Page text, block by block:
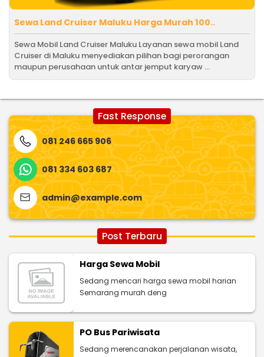
Sewa Land Cruiser Maluku Harga Murah 100..
Sewa Mobil Land Cruiser Maluku Layanan sewa mobil Land
Cruiser di Maluku menyediakan pilihan bagi perorangan
maupun perusahaan untuk antar jemput karyaw ...
Fast Response
081 246 665 906
081 334 603 687
admin@example.com
Post Terbaru
Harga Sewa Mobil
Sedang mencari harga sewa mobil harian
Semarang murah deng
PO Bus Pariwisata
Sedang merencanakan perjalanan wisata,